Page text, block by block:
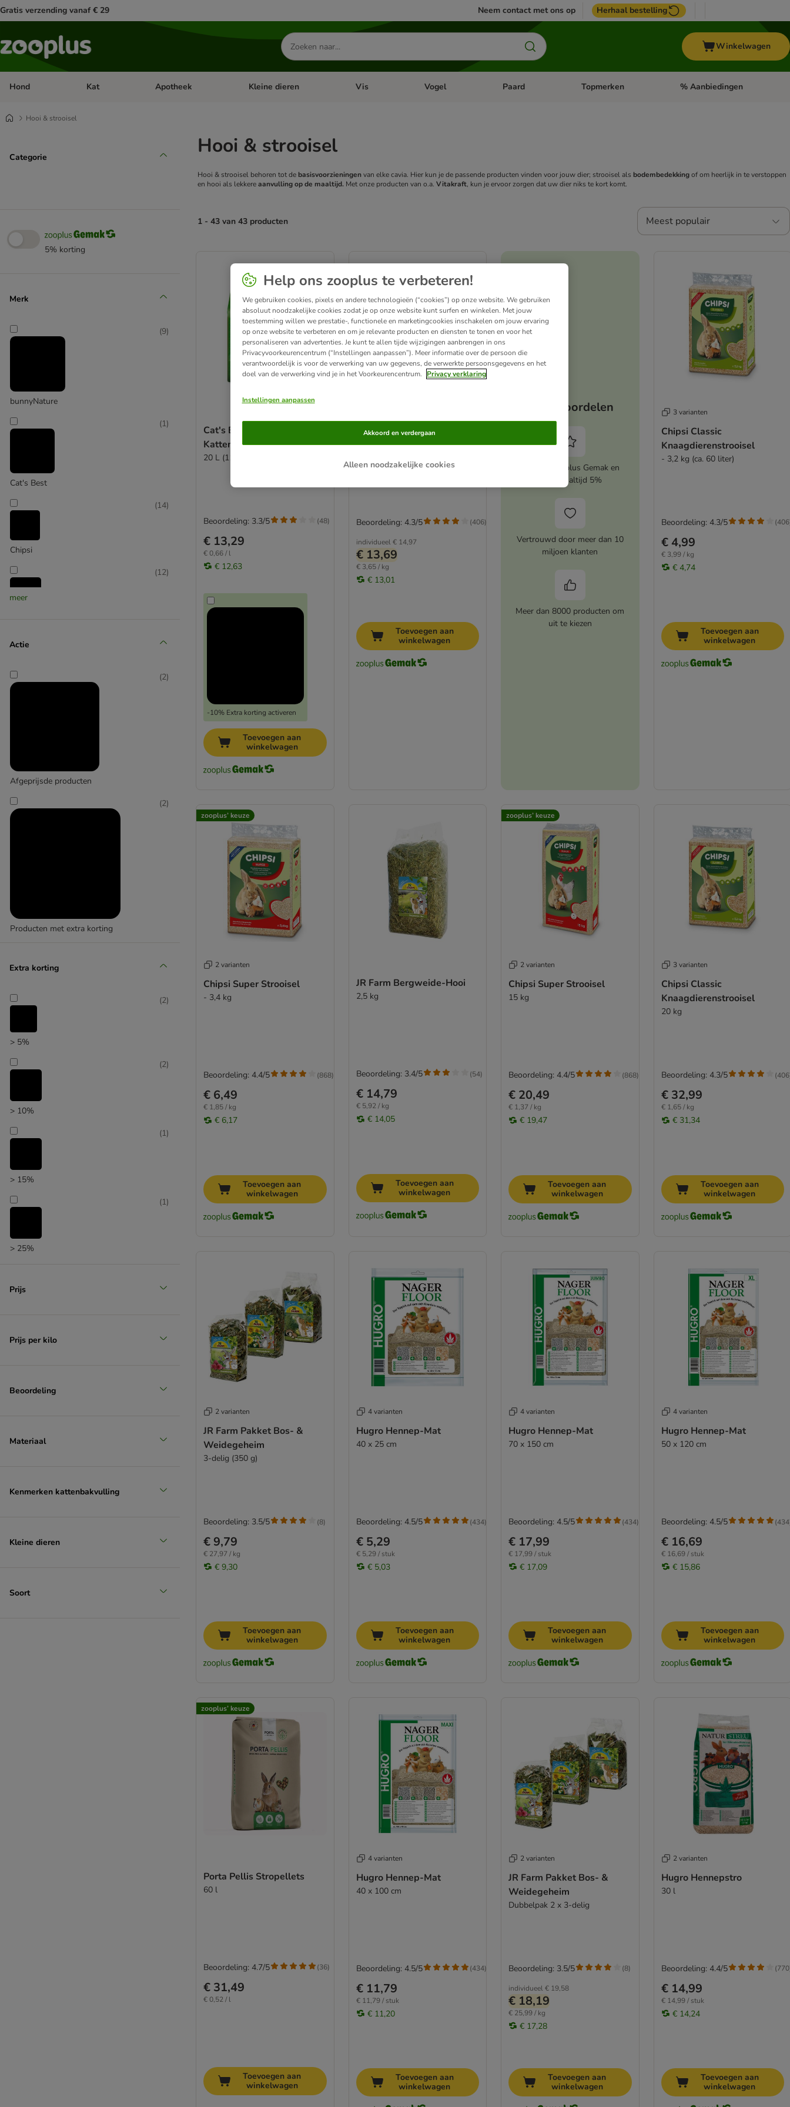
Gratis verzending vanaf € 29 Neem contact met ons op Herhaal bestelling
Zoeken
naar
producten
Winkelwagen
Hond Open categorie menu: Hond
Kat Open categorie menu: Kat
Apotheek Open categorie menu: Apotheek
Kleine dieren Open categorie menu: Kleine dieren
Vis Open categorie menu: Vis
Vogel Open categorie menu: Vogel
Paard Open categorie menu: Paard
Topmerken Open categorie menu:
% Aanbiedingen
Hooi & strooisel
Categorie
5% korting
Merk
bunnyNature
(9)
Cat's Best
(1)
Chipsi
(14)
(12)
JR Farm
(3)
meer
Actie
Afgeprijsde producten
(2)
Producten met extra korting
(2)
Extra korting
> 5%
(2)
> 10%
(2)
> 15%
(1)
> 25%
(1)
Prijs
Prijs per kilo
Beoordeling
Materiaal
Kenmerken kattenbakvulling
Kleine dieren
Soort
Hooi & strooisel
Hooi & strooisel behoren tot de basisvoorzieningenvan elke cavia. Hier kun je de passende producten vinden voor jouw dier; strooisel als bodembedekkingof om heerlijk in te verstoppen
en hooi als lekkereaanvulling op de maaltijd. Met onze producten van o.a. Vitakraft, kun je ervoor zorgen dat uw dier niks te kort komt.
1 - 43 van 43 producten Meest populair
Cat's Best Universal
Kattenbakvulling
20 L (11 kg)
€ 13,29
€ 0,66 / l
€ 12,63
-10% Extra korting activeren
Beoordeling: 3.3/5 (48)
Toevoegen aan
winkelwagen
Chipsi Classic
Knaagdierenstrooisel
Voordeelpakket: 3 x 3,2 kg
individueel € 14,97
€ 13,69
€ 3,65 / kg
€ 13,01
Beoordeling: 4.3/5 (406)
Toevoegen aan
winkelwagen
Jouw voordelen
Activeer zooplus Gemak en
bespaar altijd 5%
Vertrouwd door meer dan 10
miljoen klanten
Meer dan 8000 producten om
uit te kiezen
3 varianten
Chipsi Classic
Knaagdierenstrooisel
- 3,2 kg (ca. 60 liter)
€ 4,99
€ 3,99 / kg
€ 4,74
Beoordeling: 4.3/5 (406
Toevoegen aan
winkelwagen
zooplus’ keuze
2 varianten
Chipsi Super Strooisel
- 3,4 kg
€ 6,49
€ 1,85 / kg
€ 6,17
Beoordeling: 4.4/5 (868)
Toevoegen aan
winkelwagen
JR Farm Bergweide-Hooi
2,5 kg
€ 14,79
€ 5,92 / kg
€ 14,05
Beoordeling: 3.4/5 (54)
Toevoegen aan
winkelwagen
zooplus’ keuze
2 varianten
Chipsi Super Strooisel
15 kg
€ 20,49
€ 1,37 / kg
€ 19,47
Beoordeling: 4.4/5 (868)
Toevoegen aan
winkelwagen
3 varianten
Chipsi Classic
Knaagdierenstrooisel
20 kg
€ 32,99
€ 1,65 / kg
€ 31,34
Beoordeling: 4.3/5 (406
Toevoegen aan
winkelwagen
2 varianten
JR Farm Pakket Bos- &
Weidegeheim
3-delig (350 g)
€ 9,79
€ 27,97 / kg
€ 9,30
Beoordeling: 3.5/5 (8)
Toevoegen aan
winkelwagen
4 varianten
Hugro Hennep-Mat
40 x 25 cm
€ 5,29
€ 5,29 / stuk
€ 5,03
Beoordeling: 4.5/5 (434)
Toevoegen aan
winkelwagen
4 varianten
Hugro Hennep-Mat
70 x 150 cm
€ 17,99
€ 17,99 / stuk
€ 17,09
Beoordeling: 4.5/5 (434)
Toevoegen aan
winkelwagen
4 varianten
Hugro Hennep-Mat
50 x 120 cm
€ 16,69
€ 16,69 / stuk
€ 15,86
Beoordeling: 4.5/5 (434
Toevoegen aan
winkelwagen
zooplus’ keuze
Porta Pellis Stropellets
60 l
€ 31,49
€ 0,52 / l
Beoordeling: 4.7/5 (36)
Toevoegen aan
winkelwagen
4 varianten
Hugro Hennep-Mat
40 x 100 cm
€ 11,79
€ 11,79 / stuk
€ 11,20
Beoordeling: 4.5/5 (434)
Toevoegen aan
winkelwagen
2 varianten
JR Farm Pakket Bos- &
Weidegeheim
Dubbelpak 2 x 3-delig
individueel€ 19,58
€ 18,19
€ 25,99 / kg
€ 17,28
Beoordeling: 3.5/5 (8)
Toevoegen aan
winkelwagen
2 varianten
Hugro Hennepstro
30 l
€ 14,99
€ 14,99 / stuk
€ 14,24
Beoordeling: 4.4/5 (770
Toevoegen aan
winkelwagen
Help ons zooplus te verbeteren!
We gebruiken cookies, pixels en andere technologieën (“cookies”) op onze website. We gebruiken
absoluut noodzakelijke cookies zodat je op onze website kunt surfen en winkelen. Met jouw
toestemming willen we prestatie-, functionele en marketingcookies inschakelen om jouw ervaring
op onze website te verbeteren en om je relevante producten en diensten te tonen en voor het
personaliseren van advertenties. Je kunt te allen tijde wijzigingen aanbrengen in ons
Privacyvoorkeurencentrum (“Instellingen aanpassen”). Meer informatie over de persoon die
verantwoordelijk is voor de verwerking van uw gegevens, de verwerkte persoonsgegevens en het
doel van de verwerking vind je in het Voorkeurencentrum.
Privacy verklaring
Instellingen aanpassen
Alleen noodzakelijke cookies
Akkoord en verdergaan